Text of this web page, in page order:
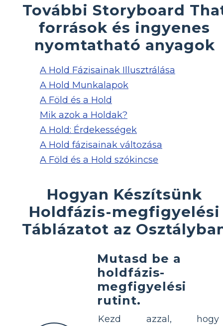
További Storyboard
források és ingyenes
nyomtatható anyagok
A Hold Fázisainak Illusztrálása
A Hold Munkalapok
A Föld és a Hold
Mik azok a Holdak?
A Hold: Érdekességek
A Hold fázisainak változása
A Föld és a Hold szókincse
Hogyan Készítsünk
Holdfázis-megfigyelési
Táblázatot az
Mutasd be a
holdfázis-
megfigyelési
rutint.
Kezd azzal, hogy